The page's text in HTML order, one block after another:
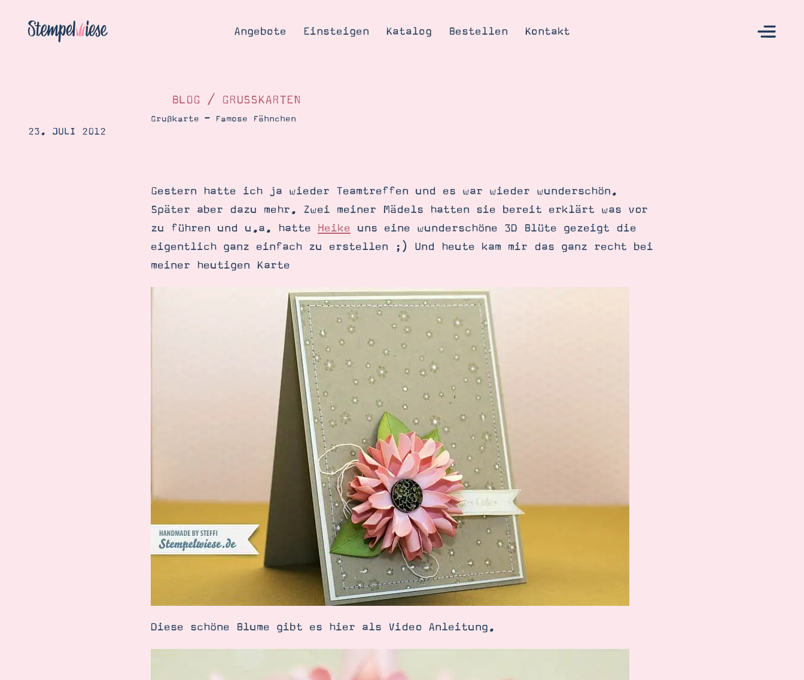
Angebote Einsteigen Katalog Bestellen Kontakt
Blog
Gutscheine
Produkte erklärt
Über mich
Über Stampin’ Up!
SUCHE
BLOG / GRUSSKARTEN
Grußkarte – Famose Fähnchen
23. JULI 2012
Gestern hatte ich ja wieder Teamtreffen und es war wieder wunderschön.
Später aber dazu mehr. Zwei meiner Mädels hatten sie bereit erklärt was vor
zu führen und u.a. hatte Heike uns eine wunderschöne 3D Blüte gezeigt die
eigentlich ganz einfach zu erstellen ;) Und heute kam mir das ganz recht bei
meiner heutigen Karte
Diese schöne Blume gibt es hier als Video Anleitung.